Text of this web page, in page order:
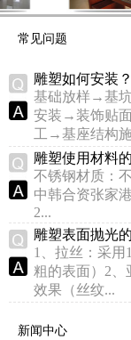
常见问题
雕塑如何安装？
基础放样→基
安装→装饰贴
工→基座结构
雕塑使用材料
不锈钢材质：
中韩合资张家
2...
雕塑表面抛光
1、拉丝：采用
粗的表面）2、
效果（丝纹...
新闻中心